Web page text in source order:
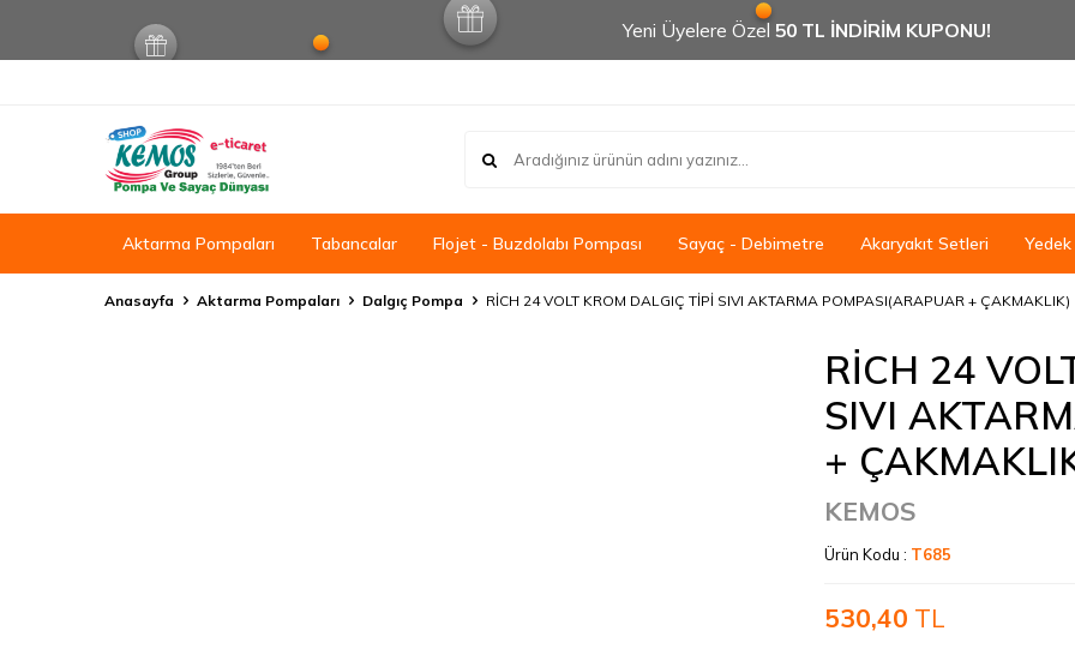
Yeni Üyelere Özel 50 TL İNDİRİM KUPONU!
Aktarma Pompaları Tabancalar Flojet - Buzdolabı Pompası Sayaç - Debimetre Akaryakıt Setleri
Anasayfa Aktarma Pompaları Dalgıç Pompa RİCH 24 VOLT KROM DALGIÇ TİPİ SIVI AKTARMA POMPASI(ARAPUAR + ÇAKMAKLIK)
RİCH 24
SIVI
+
KEMOS
Ürün Kodu : T685
530,40 TL